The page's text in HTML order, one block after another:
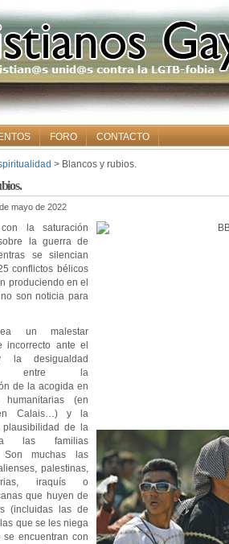
FORO CONTACTO
> Blancos y rubios.
mayo de 2022
la saturación
la guerra de
se silencian
conflictos bélicos
produciendo en el
son noticia para
un malestar
incorrecto ante el
la desigualdad
entre la
de la acogida en
(en
Calais…) y la
plausibilidad de la
las familias
Son muchas las
palestinas,
iraquís o
que huyen de
(incluidas las de
que se les niega
se encuentran con